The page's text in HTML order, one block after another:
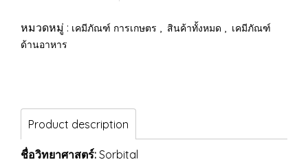
หมวดหมู่ : เคมีภัณฑ์ การเกษตร , สินค้าทั้งหมด , เคมีภัณฑ์
ด้านอาหาร
Product description
ชื่อวิทยาศาสตร์: Sorbital